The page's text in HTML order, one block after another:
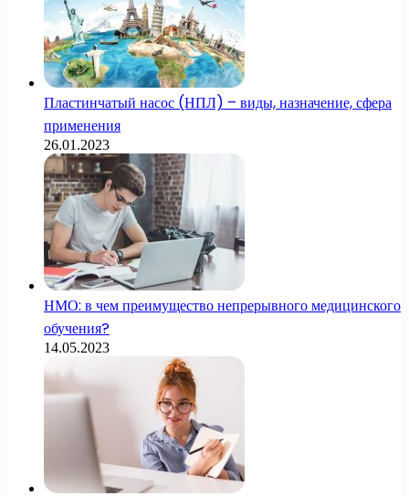
Пластинчатый насос (НПЛ) – виды, назначение, сфера
применения
26.01.2023
НМО: в чем преимущество непрерывного медицинского
обучения?
14.05.2023